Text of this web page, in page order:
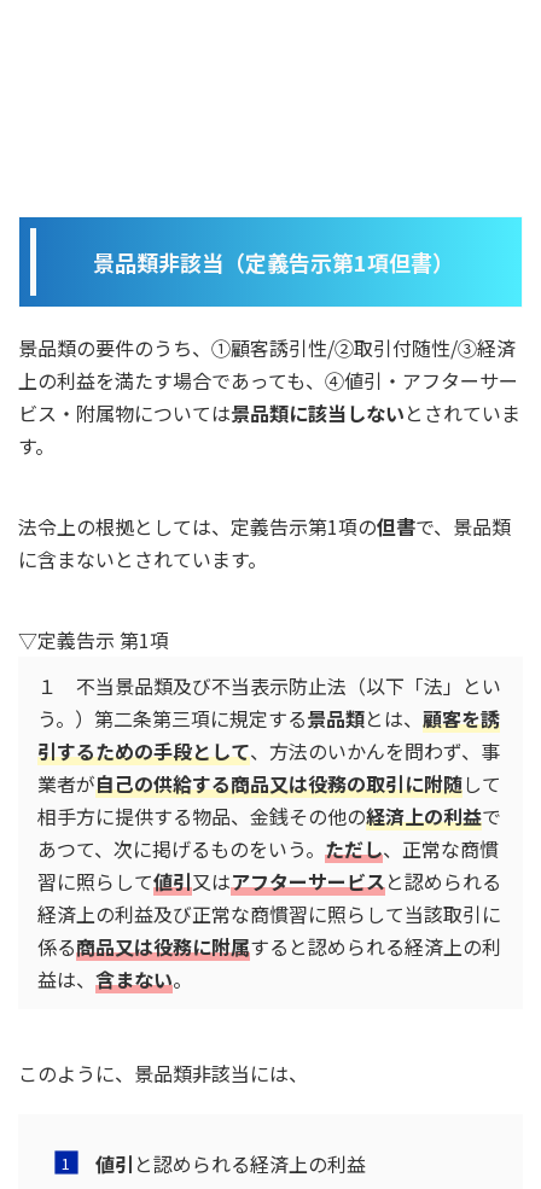
景品類非該当（定義告示第1項但書）
景品類の要件のうち、①顧客誘引性/②取引付随性/③経済
上の利益を満たす場合であっても、④値引・アフターサー
ビス・附属物については景品類に該当しないとされていま
す。
法令上の根拠としては、定義告示第1項の但書で、景品類
に含まないとされています。
▽定義告示 第1項
１ 不当景品類及び不当表示防止法（以下「法」とい
う。）第二条第三項に規定する景品類とは、 顧客を誘
引するための手段として、方法のいかんを問わず、事
業者が自己の供給する商品又は役務の取引に附随して
相手方に提供する物品、金銭その他の経済上の利益で
あつて、次に掲げるものをいう。 ただし、正常な商慣
習に照らして値引又はアフターサービスと認められる
経済上の利益及び正常な商慣習に照らして当該取引に
係る商品又は役務に附属すると認められる経済上の利
益は、 含まない。
このように、景品類非該当には、
値引 と認められる経済上の利益